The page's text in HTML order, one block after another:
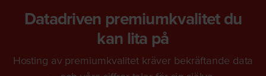
Datadriven premiumkvalitet du
kan lita på
Hosting av premiumkvalitet kräver bekräftande data